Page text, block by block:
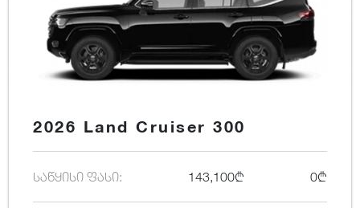
2026 Land Cruiser 300
საწყისი ფასი: 143,100₾ 0₾